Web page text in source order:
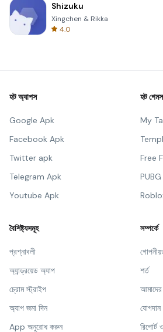
Shizuku
Xingchen & Rikka
4.0
হট অ্যাপস
Google Apk
Facebook Apk
Twitter apk
Telegram Apk
Youtube Apk
হট গেমস
My
Free
বৈশিষ্ট্যসমূহ
প্রশ্নাবলী
অ্যান্ড্রয়েড অ্যাপ
চ্রোম স্ট্রাইপ
অ্যাপ জমা দিন
App অনুরোধ করুন
সম্পর্কে
শর্ত
আমাদের
রিপোর্ট